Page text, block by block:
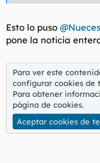
Esto lo puso @Nueces
pone la noticia
Para ver este
configurar cookies de
Para obtener
página de cookies.
Aceptar cookies de